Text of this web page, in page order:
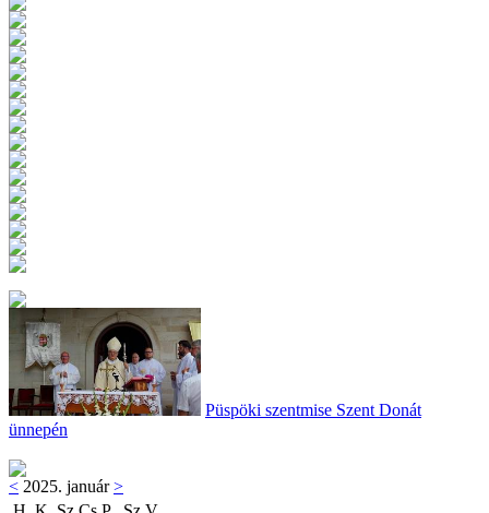
Püspöki szentmise Szent Donát
ünnepén
< 2025. január>